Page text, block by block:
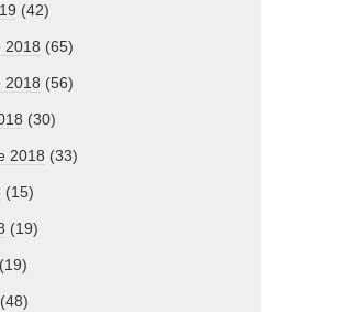
(42)
2018 (65)
2018 (56)
(30)
2018 (33)
(15)
(19)
(19)
(48)